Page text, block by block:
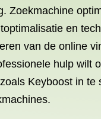
Zoekmachine
en
van de online
hulp wilt
Keyboost in